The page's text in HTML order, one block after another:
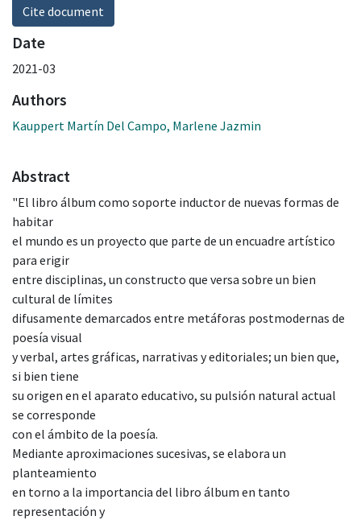
Cite document
Date
2021-03
Authors
Kauppert Martín Del Campo, Marlene Jazmin
Abstract
"El libro álbum como soporte inductor de nuevas formas de
habitar
el mundo es un proyecto que parte de un encuadre artístico
para erigir
entre disciplinas, un constructo que versa sobre un bien
cultural de límites
difusamente demarcados entre metáforas postmodernas de
poesía visual
y verbal, artes gráficas, narrativas y editoriales; un bien que,
si bien tiene
su origen en el aparato educativo, su pulsión natural actual
se corresponde
con el ámbito de la poesía.
Mediante aproximaciones sucesivas, se elabora un
planteamiento
en torno a la importancia del libro álbum en tanto
representación y